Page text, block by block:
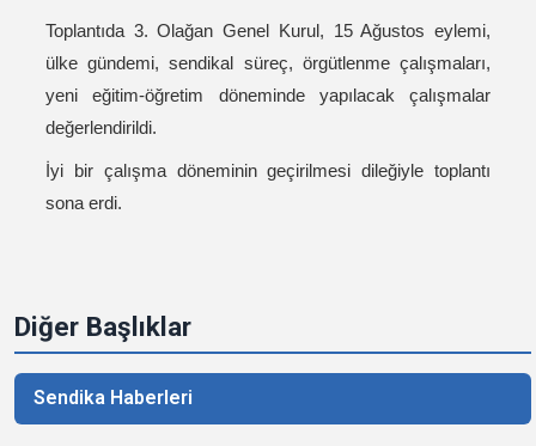
Diğer Başlıklar
Sendika Haberleri
Toplantıda 3. Olağan Genel Kurul, 15 Ağustos eylemi,
ülke gündemi, sendikal süreç, örgütlenme çalışmaları,
yeni eğitim-öğretim döneminde yapılacak çalışmalar
değerlendirildi.
İyi bir çalışma döneminin geçirilmesi dileğiyle toplantı
sona erdi.